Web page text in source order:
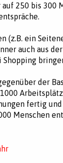
auf 250 bis 300
(z.B. ein
auch aus
der
fertig
Menschen